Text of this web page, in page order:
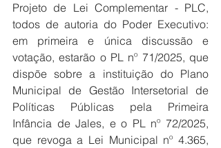
Projeto de Lei Complementar - PLC,
todos de autoria do Poder Executivo:
em primeira e única discussão e
votação, estarão o PL nº 71/2025, que
dispõe sobre a instituição do Plano
Municipal de Gestão Intersetorial de
Políticas Públicas pela Primeira
Infância de Jales, e o PL nº 72/2025,
que revoga a Lei Municipal nº 4.365,